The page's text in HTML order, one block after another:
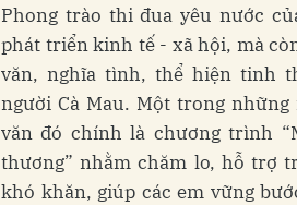
Phong trào thi đua yêu nước
phát triển kinh tế - xã hội, mà
văn, nghĩa tình, thể hiện tinh
người Cà Mau. Một trong
văn đó chính là chương trình
thương” nhằm chăm lo, hỗ trợ
khó khăn, giúp các em vững